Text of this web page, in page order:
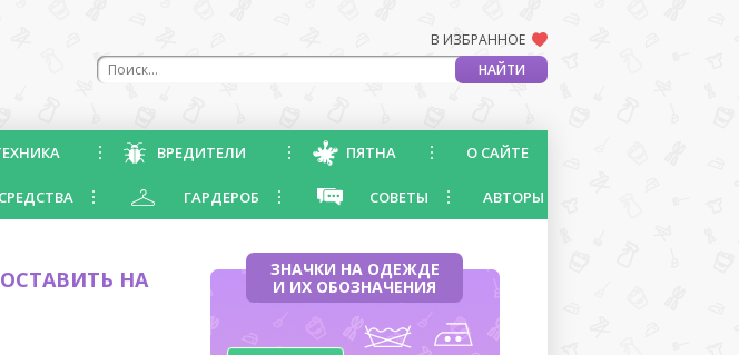
В ИЗБРАННОЕ
ВРЕДИТЕЛИ ПЯТНА О САЙТЕ
СРЕДСТВА ГАРДЕРОБ СОВЕТЫ АВТОРЫ
НА
ЗНАЧКИ НА ОДЕЖДЕ
И ИХ ОБОЗНАЧЕНИЯ